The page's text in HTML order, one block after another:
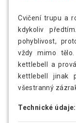
Cvičení trupu a
kdykoliv
pohyblivost,
vždy mimo
kettlebell a
kettlebell jinak
všestranný
Technické údaje: